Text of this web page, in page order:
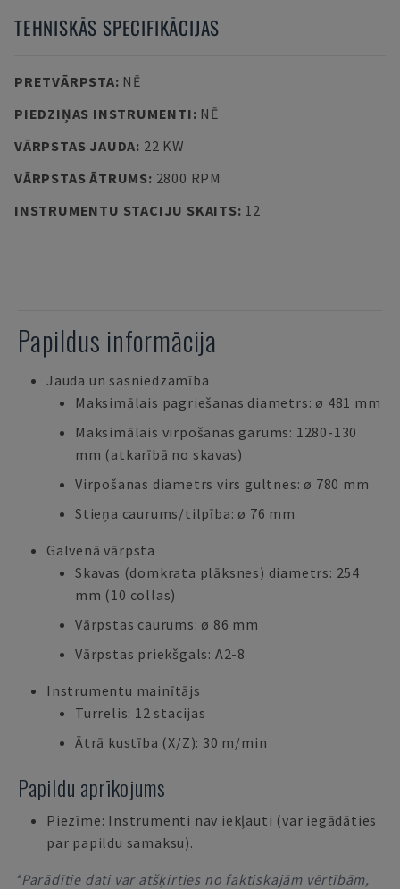
TEHNISKĀS SPECIFIKĀCIJAS
PRETVĀRPSTA: NĒ
PIEDZIŅAS INSTRUMENTI: NĒ
VĀRPSTAS JAUDA: 22 KW
VĀRPSTAS ĀTRUMS: 2800 RPM
INSTRUMENTU STACIJU SKAITS: 12
Papildus informācija
Jauda un sasniedzamība
Maksimālais pagriešanas diametrs: ø 481 mm
Maksimālais virpošanas garums: 1280-130
mm (atkarībā no skavas)
Virpošanas diametrs virs gultnes: ø 780 mm
Stieņa caurums/tilpība: ø 76 mm
Galvenā vārpsta
Skavas (domkrata plāksnes) diametrs: 254
mm (10 collas)
Vārpstas caurums: ø 86 mm
Vārpstas priekšgals: A2-8
Instrumentu mainītājs
Turrelis: 12 stacijas
Ātrā kustība (X/Z): 30 m/min
Papildu aprīkojums
Piezīme: Instrumenti nav iekļauti (var iegādāties
par papildu samaksu).
*Parādītie dati var atšķirties no faktiskajām vērtībām,